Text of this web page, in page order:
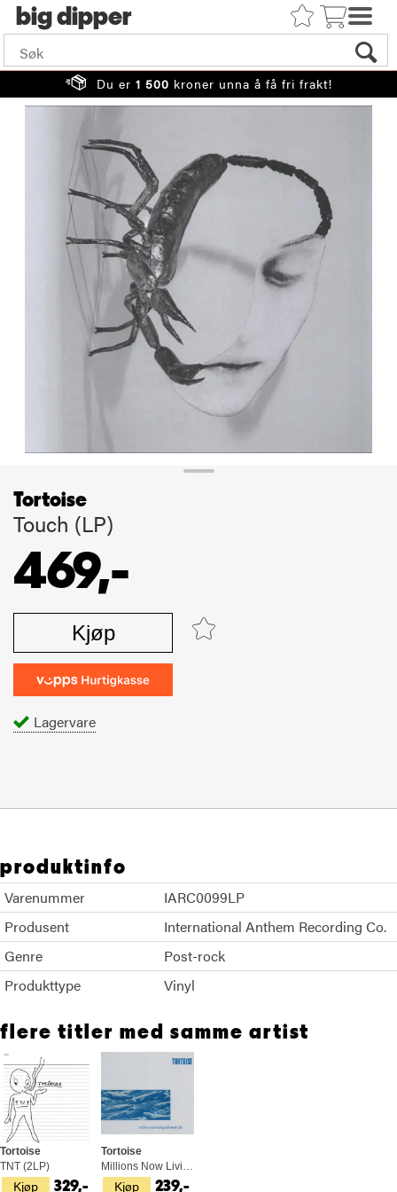
big
Du er 1 500 kroner unna å få fri frakt!
Tortoise
Touch (LP)
469,-
Kjøp
Lagervare
produktinfo
Varenummer
IARC0099LP
Produsent
International Anthem Recording Co.
Genre
Post-rock
Produkttype
Vinyl
flere titler med samme artist
Kjøp
Tortoise
TNT (2LP)
329,- Kjøp
Tortoise
Millions Now Living Will Never Die (CD)
239,-